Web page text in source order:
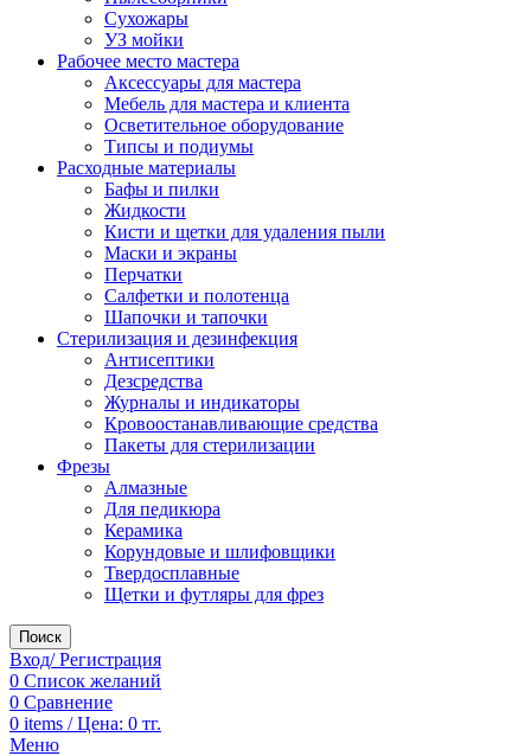
Сухожары
УЗ мойки
Рабочее место мастера
Аксессуары для мастера
Мебель для мастера и клиента
Осветительное оборудование
Типсы и подиумы
Расходные материалы
Бафы и пилки
Жидкости
Кисти и щетки для удаления пыли
Маски и экраны
Перчатки
Салфетки и полотенца
Шапочки и тапочки
Стерилизация и дезинфекция
Антисептики
Дезсредства
Журналы и индикаторы
Кровоостанавливающие средства
Пакеты для стерилизации
Фрезы
Алмазные
Для педикюра
Керамика
Корундовые и шлифовщики
Твердосплавные
Щетки и футляры для фрез
Поиск
Вход/ Регистрация
0 Список желаний
0 Сравнение
0 items / Цена: 0 тг.
Меню